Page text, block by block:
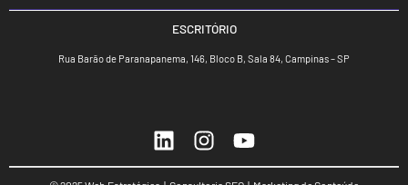
ESCRITÓRIO
Rua Barão de Paranapanema, 146, Bloco B, Sala 84, Campinas – SP